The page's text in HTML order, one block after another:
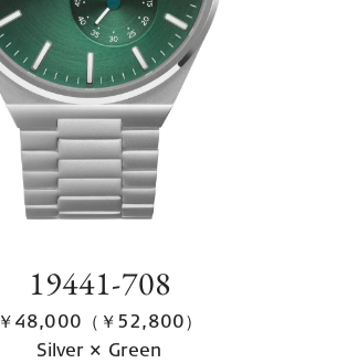
19441-708
￥48,000（￥52,800）
Silver × Green